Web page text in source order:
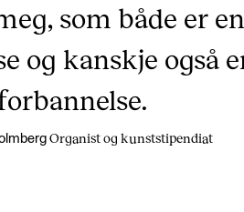
som både er en
og kanskje også
Organist og kunststipendiat